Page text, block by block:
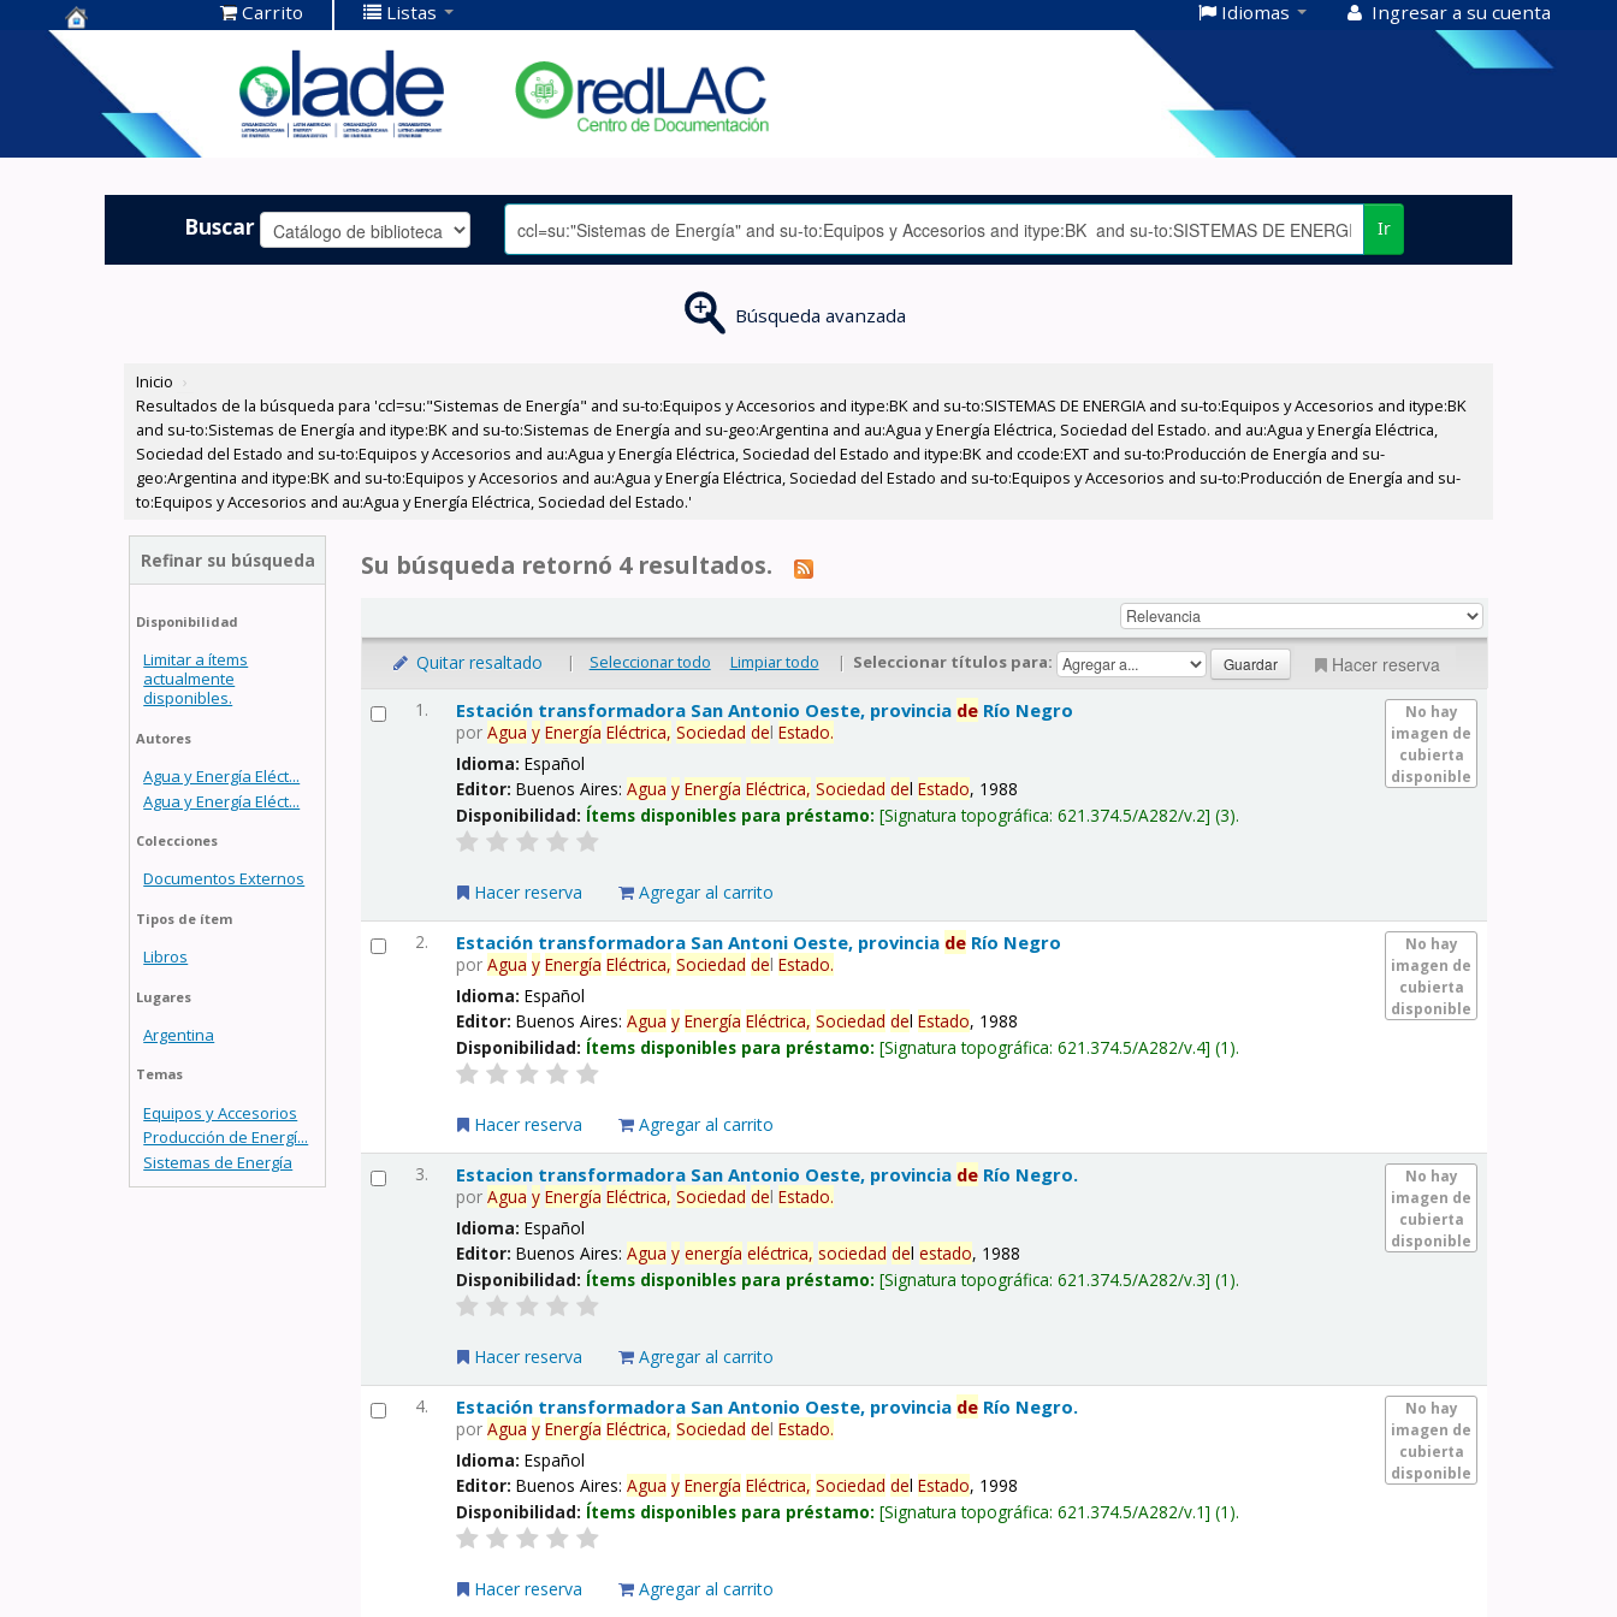
Centro de
Documentación
OLADE -
Carrito Listas Idiomas Ingresar a su cuenta
Buscar Ir
Búsqueda avanzada
Inicio ›
Resultados de la búsqueda para 'ccl=su:"Sistemas de Energía" and su-to:Equipos y Accesorios and itype:BK and su-to:SISTEMAS DE ENERGIA and su-to:Equipos y Accesorios and itype:BK
and su-to:Sistemas de Energía and itype:BK and su-to:Sistemas de Energía and su-geo:Argentina and au:Agua y Energía Eléctrica, Sociedad del Estado. and au:Agua y Energía Eléctrica,
Sociedad del Estado and su-to:Equipos y Accesorios and au:Agua y Energía Eléctrica, Sociedad del Estado and itype:BK and ccode:EXT and su-to:Producción de Energía and su-
geo:Argentina and itype:BK and su-to:Equipos y Accesorios and au:Agua y Energía Eléctrica, Sociedad del Estado and su-to:Equipos y Accesorios and su-to:Producción de Energía and su-
to:Equipos y Accesorios and au:Agua y Energía Eléctrica, Sociedad del Estado.'
Refinar su búsqueda
Disponibilidad
Limitar a ítems
actualmente
disponibles.
Autores
Agua y Energía Eléct...
Agua y Energía Eléct...
Colecciones
Documentos Externos
Tipos de ítem
Libros
Lugares
Argentina
Temas
Equipos y Accesorios
Producción de Energí...
Sistemas de Energía
Su búsqueda retornó 4 resultados.
Quitar resaltado | Seleccionar todo Limpiar todo | Seleccionar títulos para: Hacer reserva
1.
No hay
imagen de
cubierta
disponible
Estación transformadora San Antonio Oeste, provincia de Río Negro
porAgua y Energía Eléctrica, Sociedad delEstado.
Idioma:Español
Editor:Buenos Aires:Agua y Energía Eléctrica, Sociedad delEstado, 1988
Disponibilidad: Ítems disponibles para préstamo: Signatura topográfica:621.374.5/A282/v.2 (3).
Hacer reserva Agregar al carrito
2.
No hay
imagen de
cubierta
disponible
Estación transformadora San Antoni Oeste, provincia de Río Negro
porAgua y Energía Eléctrica, Sociedad delEstado.
Idioma:Español
Editor:Buenos Aires:Agua y Energía Eléctrica, Sociedad delEstado, 1988
Disponibilidad: Ítems disponibles para préstamo: Signatura topográfica:621.374.5/A282/v.4 (1).
Hacer reserva Agregar al carrito
3.
No hay
imagen de
cubierta
disponible
Estacion transformadora San Antonio Oeste, provincia de Río Negro.
porAgua y Energía Eléctrica, Sociedad delEstado.
Idioma:Español
Editor:Buenos Aires:Agua y energía eléctrica, sociedad delestado, 1988
Disponibilidad: Ítems disponibles para préstamo: Signatura topográfica:621.374.5/A282/v.3 (1).
Hacer reserva Agregar al carrito
4.
No hay
imagen de
cubierta
disponible
Estación transformadora San Antonio Oeste, provincia de Río Negro.
porAgua y Energía Eléctrica, Sociedad delEstado.
Idioma:Español
Editor:Buenos Aires:Agua y Energía Eléctrica, Sociedad delEstado, 1998
Disponibilidad: Ítems disponibles para préstamo: Signatura topográfica:621.374.5/A282/v.1 (1).
Hacer reserva Agregar al carrito